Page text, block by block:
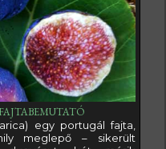
egy portugál fajta,
meglepő – sikerült